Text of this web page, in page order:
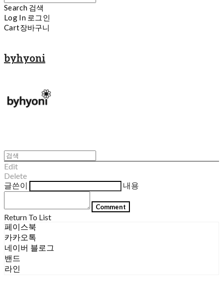
Search 검색
Log In 로그인
Cart장바구니
byhyoni
Edit
Delete
글쓴이
내용
Comment
Return To List
페이스북
카카오톡
네이버 블로그
밴드
라인